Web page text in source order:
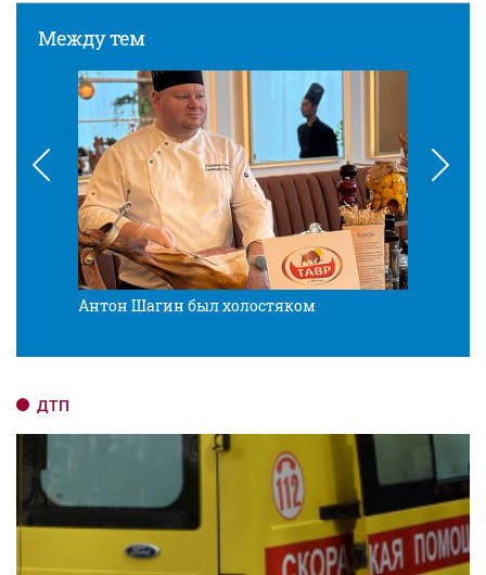
Между тем
Антон Шагин был холостяком
ДТП